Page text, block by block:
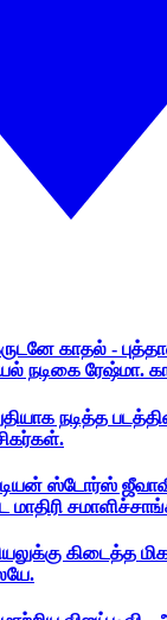
காதல் -
நடிகை ரேஷ்மா.
நடித்த
ஸ்டோர்ஸ்
கிடைத்த